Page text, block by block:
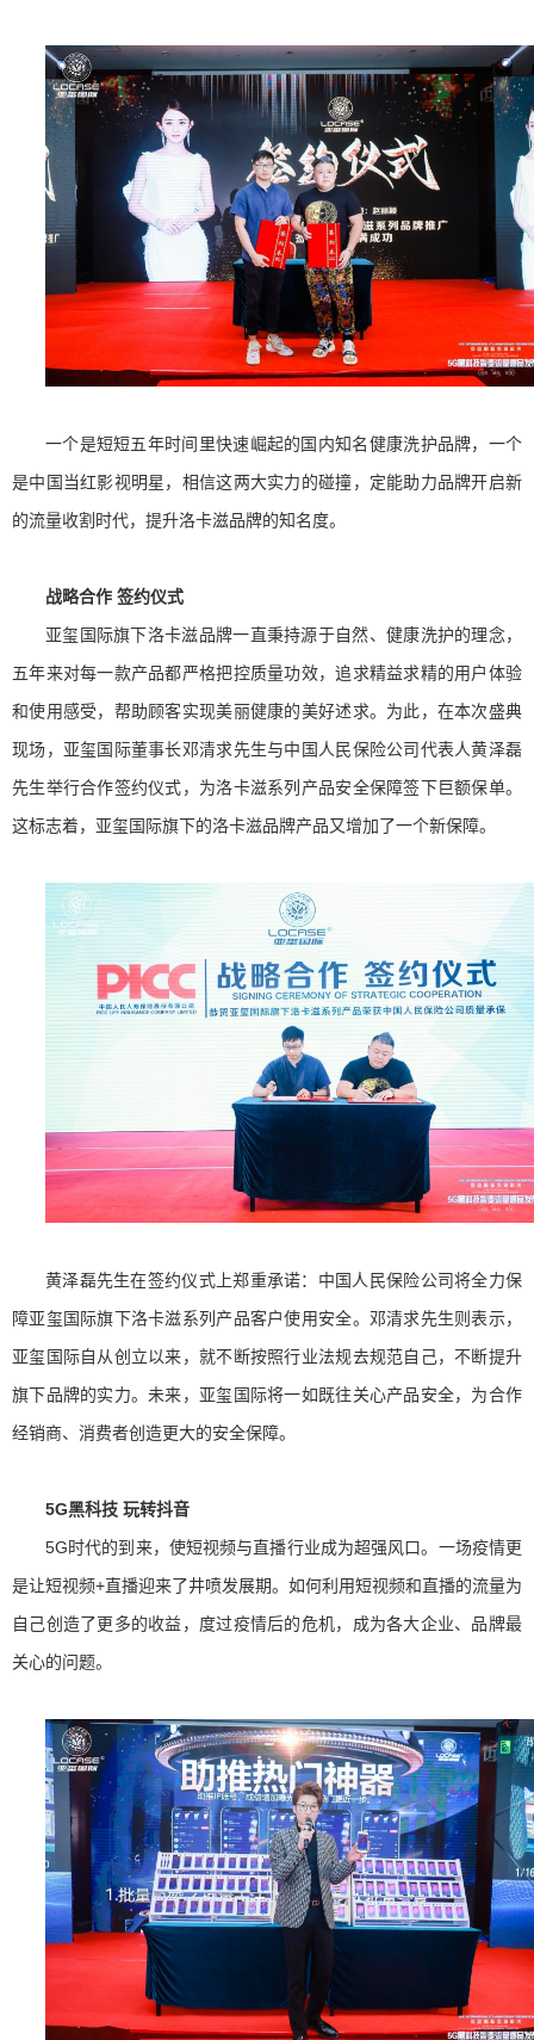
一个是短短五年时间里快速崛起的国内知名健康洗护品牌，一个
是中国当红影视明星，相信这两大实力的碰撞，定能助力品牌开启新
的流量收割时代，提升洛卡滋品牌的知名度。
战略合作 签约仪式
亚玺国际旗下洛卡滋品牌一直秉持源于自然、健康洗护的理念，
五年来对每一款产品都严格把控质量功效，追求精益求精的用户体验
和使用感受，帮助顾客实现美丽健康的美好述求。为此，在本次盛典
现场，亚玺国际董事长邓清求先生与中国人民保险公司代表人黄泽磊
先生举行合作签约仪式，为洛卡滋系列产品安全保障签下巨额保单。
这标志着，亚玺国际旗下的洛卡滋品牌产品又增加了一个新保障。
黄泽磊先生在签约仪式上郑重承诺：中国人民保险公司将全力保
障亚玺国际旗下洛卡滋系列产品客户使用安全。邓清求先生则表示，
亚玺国际自从创立以来，就不断按照行业法规去规范自己，不断提升
旗下品牌的实力。未来，亚玺国际将一如既往关心产品安全，为合作
经销商、消费者创造更大的安全保障。
5G黑科技 玩转抖音
5G时代的到来，使短视频与直播行业成为超强风口。一场疫情更
是让短视频+直播迎来了井喷发展期。如何利用短视频和直播的流量为
自己创造了更多的收益，度过疫情后的危机，成为各大企业、品牌最
关心的问题。